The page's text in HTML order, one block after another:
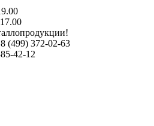
(499) 372-02-63
42-12